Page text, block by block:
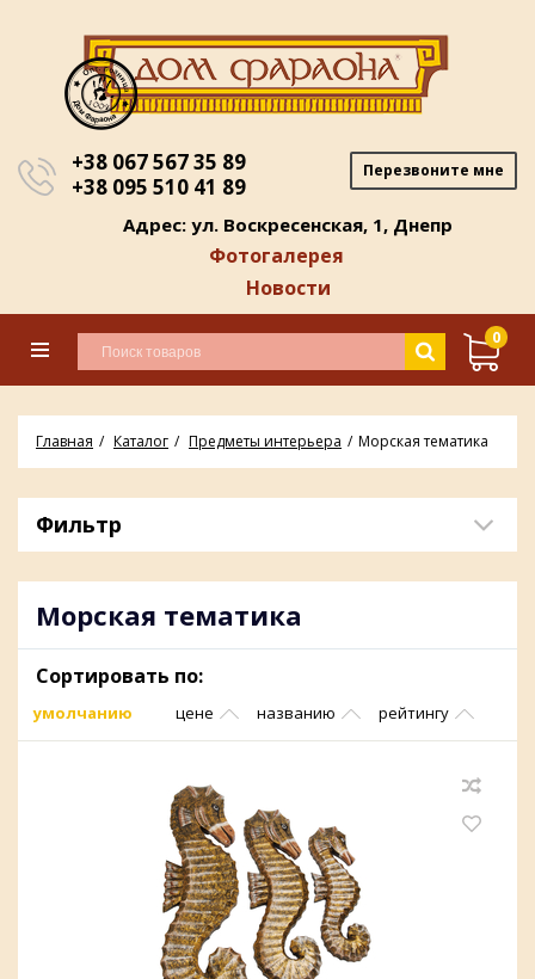
+38 067 567 35 89
+38 095 510 41 89
Перезвоните мне
Адрес: ул. Воскресенская, 1, Днепр
Фотогалерея
Новости
0
Главная Каталог Предметы интерьера Морская тематика
Фильтр
Морская тематика
Сортировать по:
умолчанию цене названию рейтингу